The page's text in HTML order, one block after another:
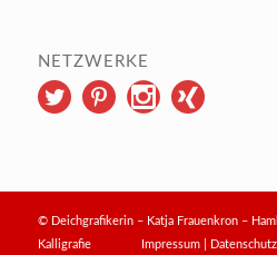
NETZWERKE
© Deichgrafikerin – Katja Frauenkron –
Kalligrafie
Impressum| Datenschutz